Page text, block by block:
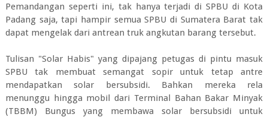
Pemandangan seperti ini, tak hanya terjadi di SPBU di Kota
Padang saja, tapi hampir semua SPBU di Sumatera Barat tak
dapat mengelak dari antrean truk angkutan barang tersebut.
Tulisan "Solar Habis" yang dipajang petugas di pintu masuk
SPBU tak membuat semangat sopir untuk tetap antre
mendapatkan solar bersubsidi. Bahkan mereka rela
menunggu hingga mobil dari Terminal Bahan Bakar Minyak
(TBBM) Bungus yang membawa solar bersubsidi untuk